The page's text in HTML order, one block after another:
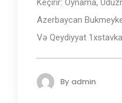
Keçirir: Oynama,
Аzеrbаyсаn
Və Qеydiyyаt
By admin